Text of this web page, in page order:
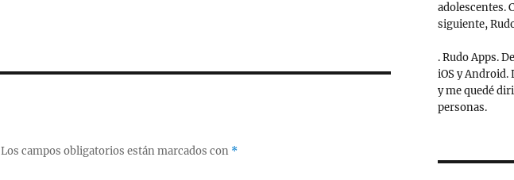
Los campos obligatorios están marcados con *
adolescentes.
siguiente,
. Rudo Apps.
iOS y Android.
y me quedé
personas.